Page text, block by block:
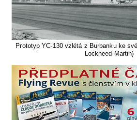
Prototyp YC-130 vzlétá z Burbanku ke
Lockheed Martin)